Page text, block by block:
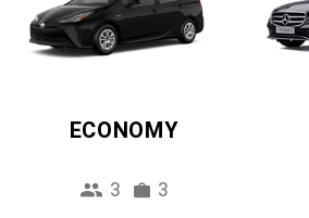
ECONOMY
3 3